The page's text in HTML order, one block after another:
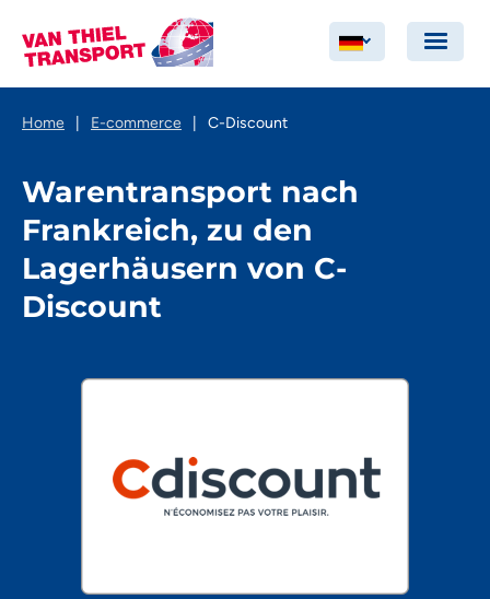
Home E-commerce C-Discount
Warentransport nach
Frankreich, zu den
Lagerhäusern von C-
Discount